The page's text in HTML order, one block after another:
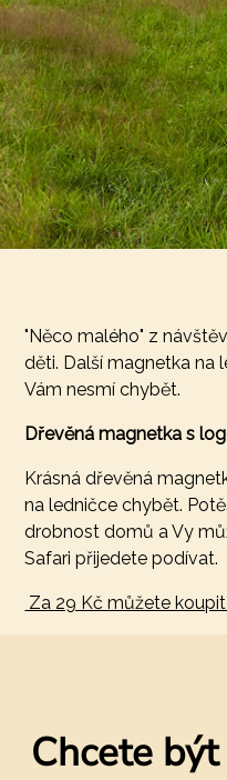
"Něco malého" z
děti. Další magnetka na
Vám nesmí chybět.
Dřevěná magnetka s
Krásná dřevěná
na ledničce chybět.
drobnost domů a Vy
Safari přijedete podívat.
Za 29 Kč můžete koupit
Chcete